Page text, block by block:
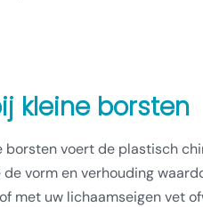
kleine borsten
borsten voert de plastisch
vorm en verhouding
met uw lichaamseigen vet